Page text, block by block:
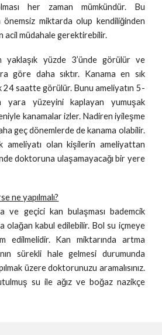
her zaman mümkündür. Bu
önemsiz miktarda olup kendiliğinden
acil müdahale gerektirebilir.
yaklaşık yüzde 3’ünde görülür ve
göre daha sıktır. Kanama en sık
24 saatte görülür. Bunu ameliyatın 5-
yara yüzeyini kaplayan yumuşak
kanamalar izler. Nadiren iyileşme
geç dönemlerde de kanama olabilir.
ameliyatı olan kişilerin ameliyattan
doktoruna ulaşamayacağı bir yere
ne yapılmalı?
ve geçici kan bulaşması bademcik
olağan kabul edilebilir. Bol su içmeye
edilmelidir. Kan miktarında artma
sürekli hale gelmesi durumunda
üzere doktorunuzu aramalısınız.
su ile ağız ve boğaz nazikçe